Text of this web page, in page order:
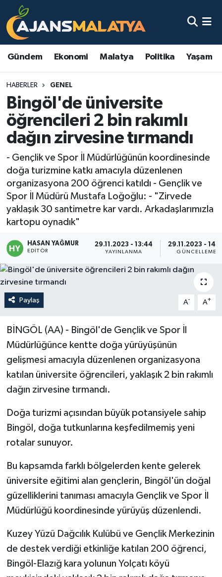
Gündem Ekonomi Malatya Politika Yaşam
HABERLER GENEL
Bingöl'de üniversite
öğrencileri 2 bin rakımlı
dağın zirvesine tırmandı
- Gençlik ve Spor İl Müdürlüğünün koordinesinde
doğa turizmine katkı amacıyla düzenlenen
organizasyona 200 öğrenci katıldı - Gençlik ve
Spor İl Müdürü Mustafa Loğoğlu: - "Zirvede
yaklaşık 30 santimetre kar vardı. Arkadaşlarımızla
kartopu oynadık"
HASAN YAĞMUR
EDITÖR
29.11.2023 - 13:44
YAYINLANMA
29.11.2023 -
GÜNCELLEME
Paylaş A- A+
BİNGÖL (AA) - Bingöl'de Gençlik ve Spor İl
Müdürlüğünce kentte doğa yürüyüşünün
gelişmesi amacıyla düzenlenen organizasyona
katılan üniversite öğrencileri, yaklaşık 2 bin rakımlı
dağın zirvesine tırmandı.
Doğa turizmi açısından büyük potansiyele sahip
Bingöl, doğa tutkunlarına keşfedilmemiş yeni
rotalar sunuyor.
Bu kapsamda farklı bölgelerden kente gelerek
üniversite eğitimi alan gençlerin, Bingöl'ün doğal
güzelliklerini tanıması amacıyla Gençlik ve Spor İl
Müdürlüğü koordinesinde yürüyüş düzenlendi.
Kuzey Yüzü Dağcılık Kulübü ve Gençlik Merkezinin
de destek verdiği etkinliğe katılan 200 öğrenci,
Bingöl-Elazığ kara yolunun Yolçatı köyü
Asayiş
Eğitim
Ekonomi
Gündem
Kadın
Kültür & Sanat
Magazin
Politika
Sağlık
Yaşam
Malatya Nöbetçi Eczaneler
Malatya Namaz Vakitleri
Malatya Trafik Yoğunluk Haritası
TFF 3.Lig 2.Grup Puan Durumu ve Fikstür
Tüm Manşetler
Son Dakika Haberleri
Haber Arşivi